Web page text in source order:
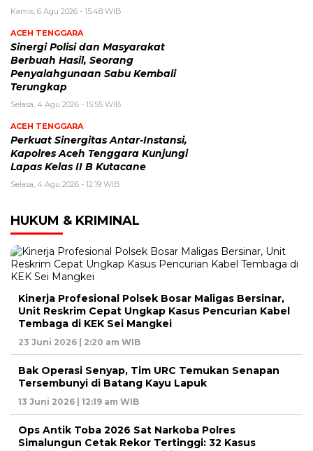
Kamis, 6 Agu 2026 - 15:48 WIB
ACEH TENGGARA
Sinergi Polisi dan Masyarakat
Berbuah Hasil, Seorang
Penyalahgunaan Sabu Kembali
Terungkap
Selasa, 4 Agu 2026 - 15:55 WIB
ACEH TENGGARA
Perkuat Sinergitas Antar-Instansi,
Kapolres Aceh Tenggara Kunjungi
Lapas Kelas II B Kutacane
Selasa, 4 Agu 2026 - 12:19 WIB
HUKUM & KRIMINAL
Kinerja Profesional Polsek Bosar Maligas Bersinar,
Unit Reskrim Cepat Ungkap Kasus Pencurian Kabel
Tembaga di KEK Sei Mangkei
23 Juni 2026 | 2:20 am WIB
Bak Operasi Senyap, Tim URC Temukan Senapan
Tersembunyi di Batang Kayu Lapuk
13 Juni 2026 | 12:19 am WIB
Ops Antik Toba 2026 Sat Narkoba Polres
Simalungun Cetak Rekor Tertinggi: 32 Kasus